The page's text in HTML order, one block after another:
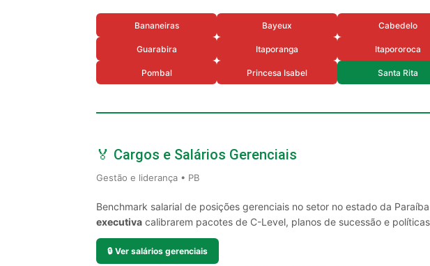
Bananeiras Bayeux Cabedelo
Guarabira Itaporanga Itapororoca
Pombal Princesa Isabel Santa Rita
🏅 Cargos e Salários Gerenciais
Gestão e liderança • PB
Benchmark salarial de posições gerenciais no setor no estado da
executiva calibrarem pacotes de C-Level, planos de sucessão e
🔒 Ver salários gerenciais